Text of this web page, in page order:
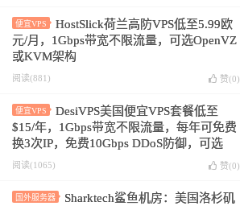
便宜VPS
HostSlick荷兰高防VPS低至5.99欧
元/月，1Gbps带宽不限流量，可选OpenVZ
或KVM架构
阅读(881) 赞(0)
便宜VPS
DesiVPS美国便宜VPS套餐低至
$15/年，1Gbps带宽不限流量，每年可免费
换3次IP，免费10Gbps DDoS防御，可选
Windows系统
阅读(1065) 赞(0)
国外服务器
Sharktech鲨鱼机房：美国洛杉矶